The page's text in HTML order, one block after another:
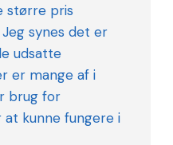
større pris
synes det er
udsatte
er mange af i
brug for
kunne fungere i